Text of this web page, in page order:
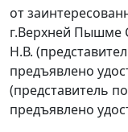
от
г.Верхней Пышме
Н.В.
предъявлено
(представитель
предъявлено